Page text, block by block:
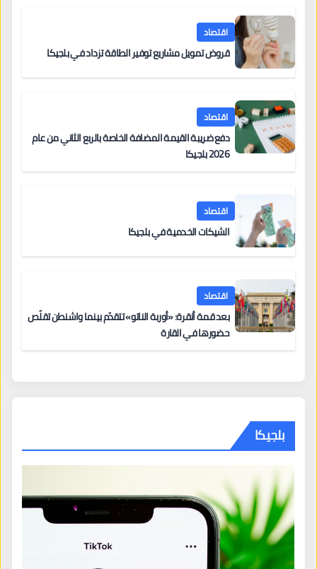
اقتصاد
قروض تمويل مشاريع توفير الطاقة تزداد في بلجيكا
اقتصاد
دفع ضريبة القيمة المضافة الخاصة بالربع الثاني من عام
2026 بلجيكا
اقتصاد
الشيكات الخدمية في بلجيكا
اقتصاد
بعد قمة أنقرة: «أوربة الناتو» تتقدّم بينما واشنطن تقلّص
حضورها في القارة
بلجيكا